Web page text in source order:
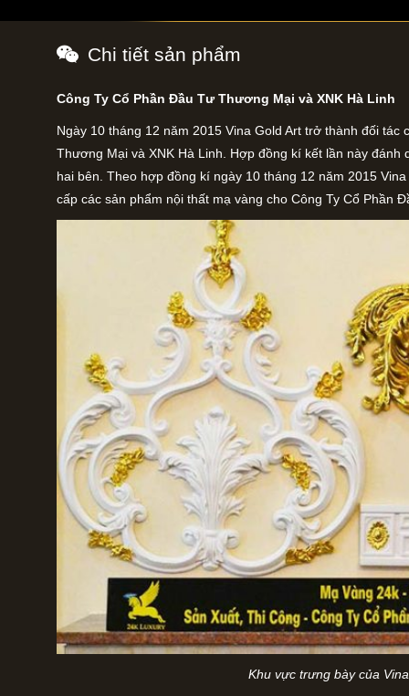
Chi tiết sản phẩm
Công Ty Cổ Phần Đầu Tư Thương Mại và XNK Hà Linh
Ngày 10 tháng 12 năm 2015 Vina Gold Art trở thành đối
Thương Mại và XNK Hà Linh. Hợp đồng kí kết lần này
hai bên. Theo hợp đồng kí ngày 10 tháng 12 năm 2015
cấp các sản phẩm nội thất mạ vàng cho Công Ty Cổ Phần
Khu vực trưng bày của